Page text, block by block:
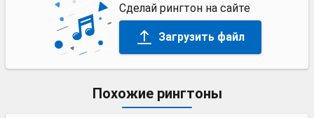
Сделай рингтон на сайте
Загрузить файл
Похожие рингтоны